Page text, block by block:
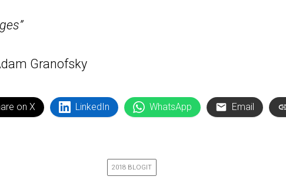
Granofsky
on X LinkedIn WhatsApp Email
2018 BLOGIT